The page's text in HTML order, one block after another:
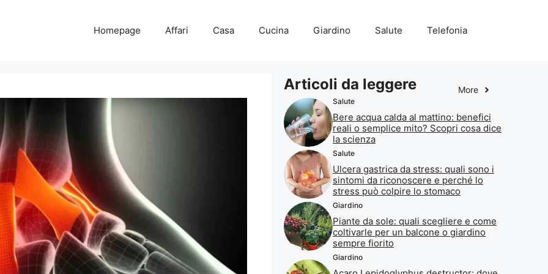
Homepage Affari Casa Cucina Giardino Salute Telefonia
Articoli da leggere More
Salute
Bere acqua calda al mattino: benefici
reali o semplice mito? Scopri cosa dice
la scienza
Salute
Ulcera gastrica da stress: quali sono i
sintomi da riconoscere e perché lo
stress può colpire lo stomaco
Giardino
Piante da sole: quali scegliere e come
coltivarle per un balcone o giardino
sempre fiorito
Giardino